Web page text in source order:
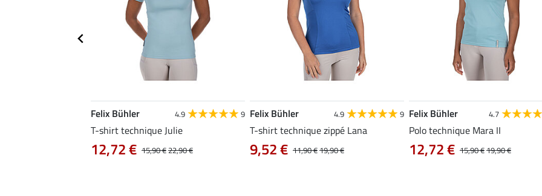
Felix Bühler 4.9 9
T-shirt technique Julie
15,90 €22,90 €
12,72 €
Felix Bühler 4.9 9
T-shirt technique zippé Lana
11,90 €19,90 €
9,52 €
Felix Bühler 4.7
Polo technique Mara II
15,90 €19,90 €
12,72 €